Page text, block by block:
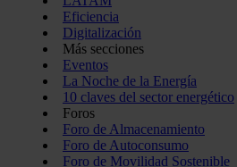
Eficiencia
Digitalización
Más secciones
Eventos
La Noche de la Energía
10 claves del sector energético
Foros
Foro de Almacenamiento
Foro de Autoconsumo
Foro de Movilidad Sostenible